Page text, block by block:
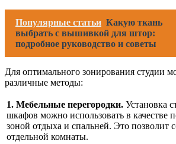
Популярные статьи Какую ткань
выбрать с вышивкой для штор:
подробное руководство и советы
Для оптимального зонирования студии
различные методы:
1. Мебельные перегородки. Установка
шкафов можно использовать в качестве
зоной отдыха и спальней. Это позволит
отдельной комнаты.